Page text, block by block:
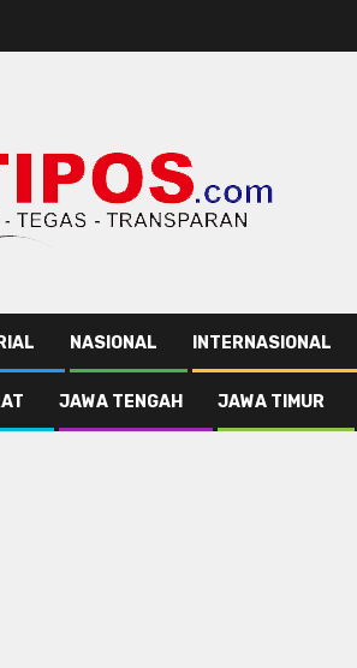
NASIONAL INTERNASIONAL
JAWA TENGAH JAWA TIMUR